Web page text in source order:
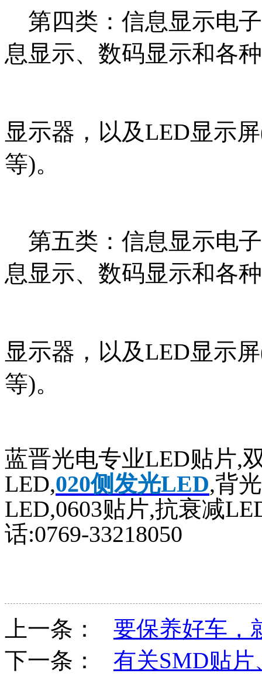
第四类：信息显示电
息显示、数码显示和各种
显示器，以及LED显示
等)。
第五类：信息显示电
息显示、数码显示和各种
显示器，以及LED显示
等)。
蓝晋光电专业LED贴片,
LED,020侧发光LED,背
LED,0603贴片,抗衰减
话:0769-33218050
上一条： 要保养好车，
下一条： 有关SMD贴